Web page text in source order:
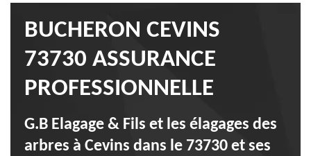
BUCHERON CEVINS
73730 ASSURANCE
PROFESSIONNELLE
G.B Elagage & Fils et les élagages des
arbres à Cevins dans le 73730 et ses